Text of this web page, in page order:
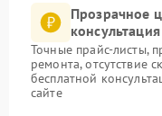
Прозрачное
консультация
Точные прайс-листы,
ремонта, отсутствие
бесплатной
сайте